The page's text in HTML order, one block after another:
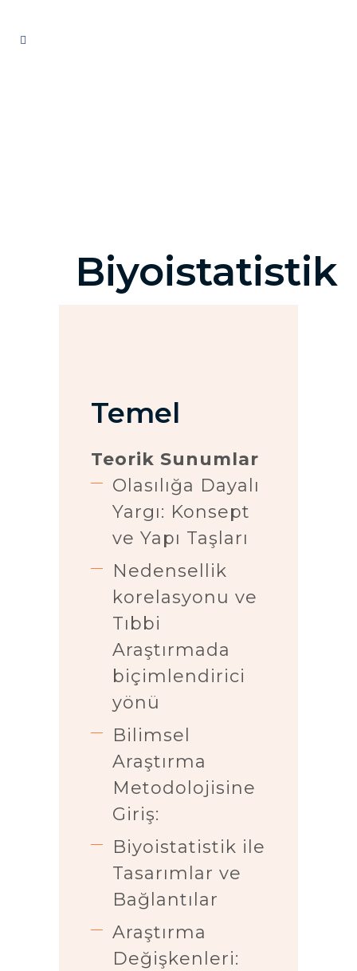
Biyoistatistik
Temel
Teorik Sunumlar
Olasılığa Dayalı
Yargı: Konsept
ve Yapı Taşları
Nedensellik
korelasyonu ve
Tıbbi
Araştırmada
biçimlendirici
yönü
Bilimsel
Araştırma
Metodolojisine
Giriş:
Biyoistatistik ile
Tasarımlar ve
Bağlantılar
Araştırma
Değişkenleri: